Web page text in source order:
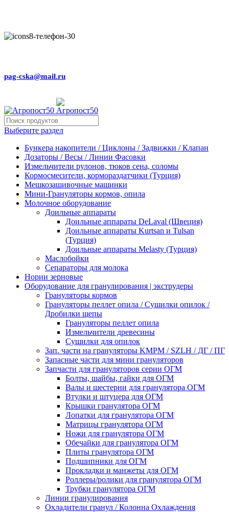
pag-cska@mail.ru
Выберите раздел
Бункера накопители / Циклоны / Задвижки / Клапан
Дозаторы / Весы / Линии Фасовки
Измельчители рулонов, тюков сена, соломы
Кормосмесители, кормораздатчики (Турция)
Мешкозашивочные машинки
Мини-Грануляторы кормов, опила
Молочное оборудование
Доильные аппараты
Доильные аппараты DeLaval (Швеция)
Доильные аппараты Kurtsan и Tulsan
(Турция)
Доильные аппараты Melasty (Турция)
Маслобойки
Сепараторы для молока
Нории зерновые
Оборудование для гранулирования | экструдеры
Грануляторы кормов
Грануляторы пеллет опила / Сушилки опилок /
Дробилки щепы
Грануляторы пеллет опила
Измельчители древесины
Сушилки для опилок
Зап. части на грануляторы KMPM / SZLH / ДГ / ПГ
Запасные части для мини грануляторов
Запчасти для грануляторов серии ОГМ
Болты, шайбы, гайки для ОГМ
Валы и шестерни для гранулятора ОГМ
Втулки и штуцера для ОГМ
Крышки гранулятора ОГМ
Лопатки для гранулятора ОГМ
Матрицы гранулятора ОГМ
Ножи для гранулятора ОГМ
Обечайки для гранулятора ОГМ
Плиты гранулятора ОГМ
Подшипники для ОГМ
Прокладки и манжеты для ОГМ
Роллеры/ролики для гранулятора ОГМ
Трубки гранулятора ОГМ
Линии гранулирования
Охладители гранул / Колонна Охлаждения